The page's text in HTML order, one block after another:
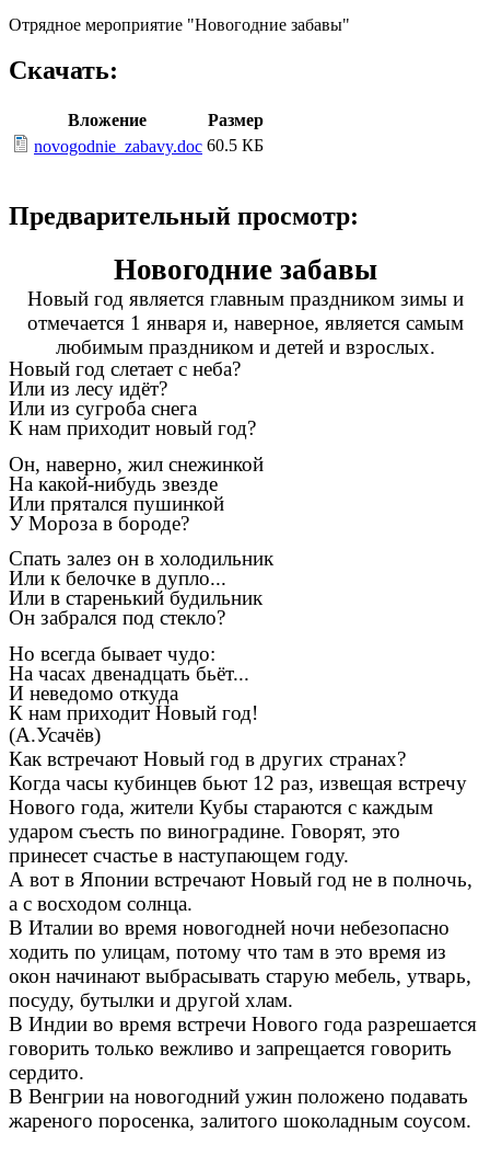
Отрядное мероприятие "Новогодние забавы"
Скачать:
Вложение
Размер
novogodnie_zabavy.doc 60.5 КБ
Предварительный просмотр:
Новогодние забавы
Новый год является главным праздником зимы и
отмечается 1 января и, наверное, является самым
любимым праздником и детей и взрослых.
Новый год слетает с неба?
Или из лесу идёт?
Или из сугроба снега
К нам приходит новый год?
Он, наверно, жил снежинкой
На какой-нибудь звезде
Или прятался пушинкой
У Мороза в бороде?
Спать залез он в холодильник
Или к белочке в дупло...
Или в старенький будильник
Он забрался под стекло?
Но всегда бывает чудо:
На часах двенадцать бьёт...
И неведомо откуда
К нам приходит Новый год!
(А.Усачёв)
Как встречают Новый год в других странах?
Когда часы кубинцев бьют 12 раз, извещая встречу
Нового года, жители Кубы стараются с каждым
ударом съесть по виноградине. Говорят, это
принесет счастье в наступающем году.
А вот в Японии встречают Новый год не в полночь,
а с восходом солнца.
В Италии во время новогодней ночи небезопасно
ходить по улицам, потому что там в это время из
окон начинают выбрасы­вать старую мебель, утварь,
посуду, бутылки и другой хлам.
В Индии во время встречи Нового года разрешается
говорить только вежливо и запрещается говорить
сердито.
В Венгрии на новогодний ужин положено подавать
жареного поросенка, залитого шоколадным соусом.